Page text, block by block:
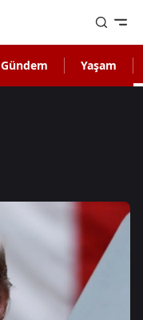
Gündem Yaşam